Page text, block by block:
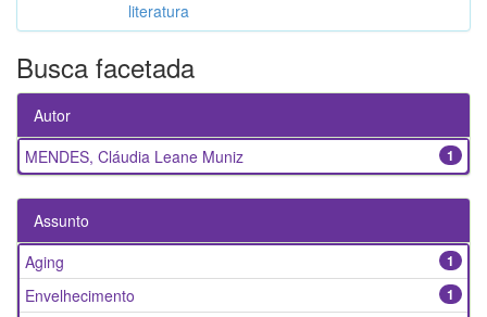
literatura
Busca facetada
Autor
1
MENDES, Cláudia Leane Muniz
Assunto
1
Aging
1
Envelhecimento